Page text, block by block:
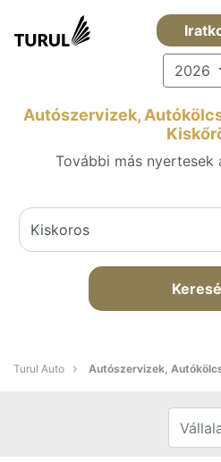
2026
Autószervizek,
További más nyertesek
Turul Auto Autószervizek,